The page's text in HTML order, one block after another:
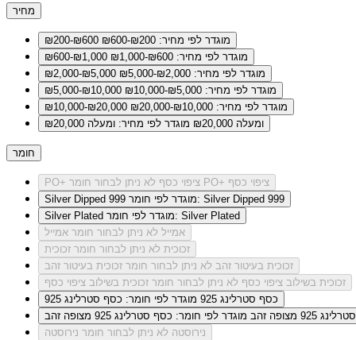
מחיר
₪200-₪600
מוגדר לפי מחיר: ₪200-₪600
₪600-₪1,000
מוגדר לפי מחיר: ₪600-₪1,000
₪2,000-₪5,000
מוגדר לפי מחיר: ₪2,000-₪5,000
₪5,000-₪10,000
מוגדר לפי מחיר: ₪5,000-₪10,000
₪10,000-₪20,000
מוגדר לפי מחיר: ₪10,000-₪20,000
ומעלה ₪20,000
מוגדר לפי מחיר: ומעלה ₪20,000
חומר
PO+ ציפוי כסף
לא ניתן לבחור חומר PO+ ציפוי כסף
Silver Dipped 999
מוגדר לפי חומר: Silver Dipped 999
Silver Plated
מוגדר לפי חומר: Silver Plated
אמייל לא ניתן לבחור חומר אמייל
זכוכית לא ניתן לבחור חומר זכוכית
זכוכית בעיטור זהב לא ניתן לבחור חומר זכוכית בעיטור זהב
זכוכית בשילוב ציפוי כסף לא ניתן לבחור חומר זכוכית בשילוב ציפוי כסף
כסף סטרלינג 925
מוגדר לפי חומר: כסף סטרלינג 925
925 מצופה זהב
מוגדר לפי חומר: כסף סטרלינג 925 מצופה זהב
נירוסטה לא ניתן לבחור חומר נירוסטה